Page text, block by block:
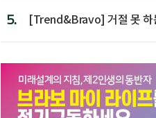
5.
[Trend&Bravo] 거절 못 하